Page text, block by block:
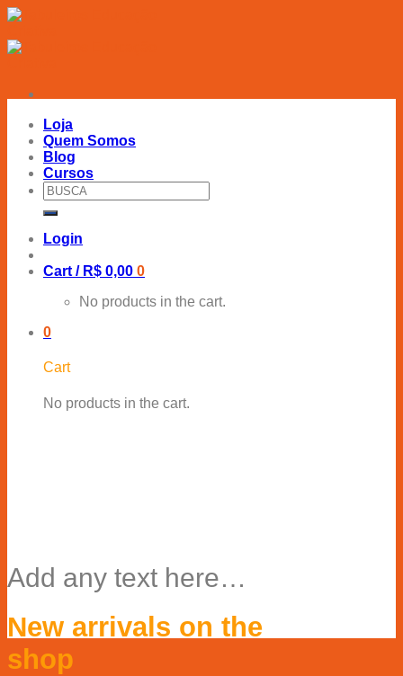
Skip
content
Loja
Quem Somos
Blog
Cursos
Search
for:
Login
Cart / R$ 0,00 0
No products in the cart.
0
Cart
No products in the cart.
Add any text here…
New arrivals on the
shop